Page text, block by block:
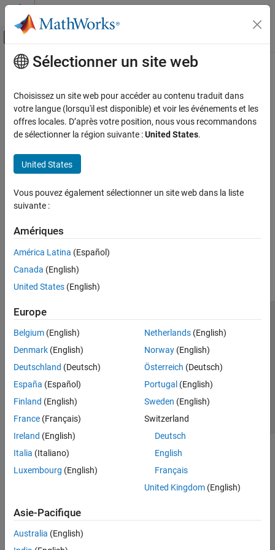
Passer au contenu
Activer/désactiver l'affichage du menu
Accueil de la documentation
Contenu principal
How useful was this information?
Sélectionner un site web
Choisissez un site web pour accéder au contenu traduit dans
votre langue (lorsqu'il est disponible) et voir les événements et les
offres locales. D’après votre position, nous vous recommandons
de sélectionner la région suivante :United States.
United States
Vous pouvez également sélectionner un site web dans la liste
suivante :
Amériques
América Latina (Español)
Canada (English)
United States (English)
Europe
Belgium (English)
Denmark (English)
Deutschland (Deutsch)
España (Español)
Finland (English)
France (Français)
Ireland (English)
Italia (Italiano)
Luxembourg (English)
Netherlands(English)
Norway(English)
Österreich (Deutsch)
Portugal (English)
Sweden (English)
Switzerland
Deutsch
English
Français
United Kingdom(English)
Asie-Pacifique
Australia (English)
Lutte anti-piratage
Contacts locaux
© 1994-2026 The MathWorks, Inc.